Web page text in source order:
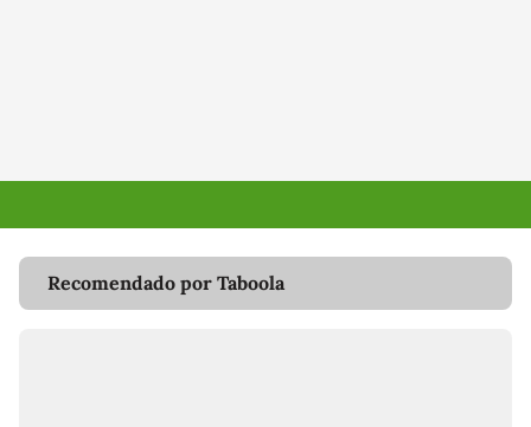
Recomendado por Taboola